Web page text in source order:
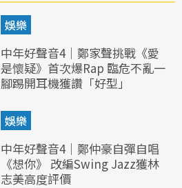
娛樂
中年好聲音4｜鄭家聲挑戰《愛
是懷疑》首次爆Rap 臨危不亂一
腳踢開耳機獲讚「好型」
娛樂
中年好聲音4｜鄭仲豪自彈自唱
《想你》 改編Swing Jazz獲林
志美高度評價